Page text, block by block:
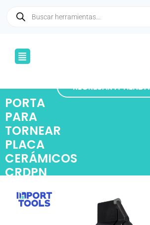
productos
Menú
PORTA
PARA
TORNEAR
PLACA
CERÁMICOS
CRDPN
REGRESAR A TIENDA